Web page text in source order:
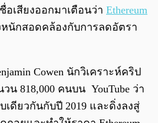
0:00
เสียงออกมาเตือนว่า Ethereum
หนักสอดคล้องกับการลดอัตรา
Cowen นักวิเคราะห์คริป
818,000 คนบน YouTube ว่า
ดียวกันกับปี 2019 และดิ่งลงสู่